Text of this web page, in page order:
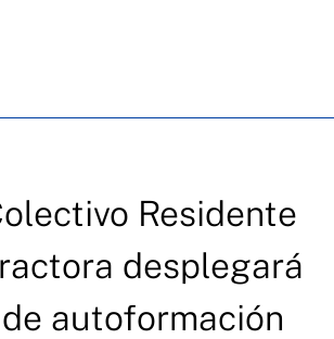
Residente
desplegará
autoformación